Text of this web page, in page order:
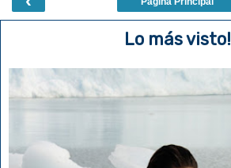
Lo más visto!